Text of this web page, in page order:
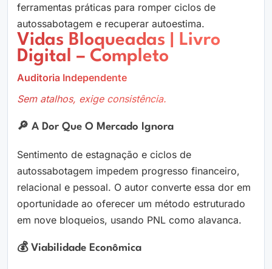
ferramentas práticas para romper ciclos de
autossabotagem e recuperar autoestima.
Vidas Bloqueadas | Livro
Digital – Completo
Auditoria Independente
Sem atalhos, exige consistência.
🔎 A Dor Que O Mercado Ignora
Sentimento de estagnação e ciclos de
autossabotagem impedem progresso financeiro,
relacional e pessoal. O autor converte essa dor em
oportunidade ao oferecer um método estruturado
em nove bloqueios, usando PNL como alavanca.
💰 Viabilidade Econômica